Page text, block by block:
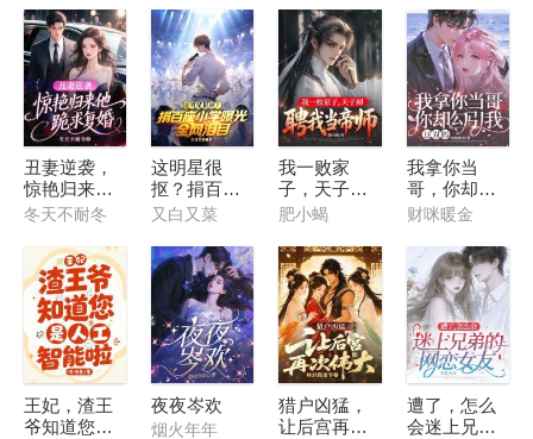
丑妻逆袭，
惊艳归来他
跪求复婚
冬天不耐冬
这明星很
抠？捐百座
小学曝光，
又白又菜
我一败家
子，天子却
聘我当帝师
肥小蝎
我拿你当
哥，你却勾
引我，这对
财咪暖金
王妃，渣王
爷知道您是
夜夜岑欢
烟火年年
猎户凶猛，
让后宫再次
遭了，怎么
会迷上兄弟